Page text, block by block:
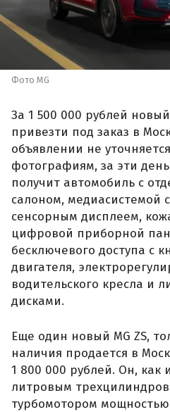
Фото MG
За 1 500 000 рублей
привезти под заказ в
объявлении не
фотографиям, за эти
получит автомобиль с
салоном, медиасистемой
сенсорным дисплеем,
цифровой приборной
бесключевого доступа с
двигателя,
водительского кресла и
дисками.
Еще один новый MG ZS,
наличия продается в
1 800 000 рублей. Он,
литровым
турбомотором